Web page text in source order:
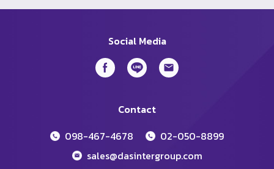
Social Media
Contact
098-467-4678
02-050-8899
sales@dasintergroup.com